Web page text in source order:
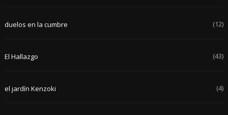
duelos en la cumbre (12)
El Hallazgo (43)
el jardín Kenzoki (4)